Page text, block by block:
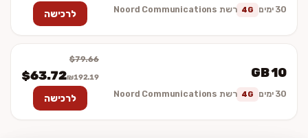
30 ימים 4G רשת Noord Communications לרכישה
10 GB
30 ימים 4G רשת Noord Communications
$79.66
$63.72₪192.19
לרכישה